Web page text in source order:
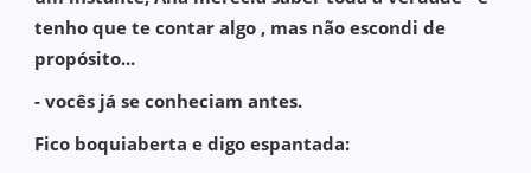
tenho que te contar algo , mas não escondi de
propósito...
- vocês já se conheciam antes.
Fico boquiaberta e digo espantada: